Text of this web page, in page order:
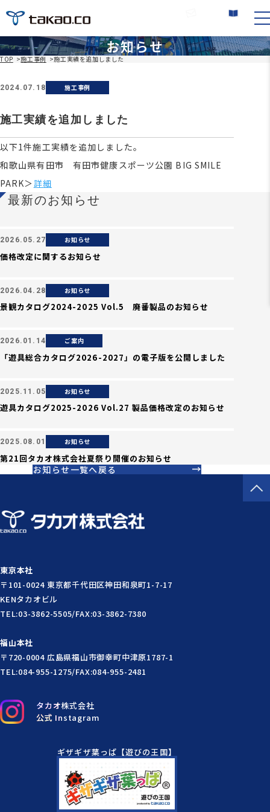
お知らせ
TOP >施工事例 >施工実績を追加しました
2024.07.18 施工事例
施工実績を追加しました
以下1件施工実績を追加しました。
和歌山県有田市 有田市健康スポーツ公園 BIG SMILE
PARK＞詳細
最新のお知らせ
2026.05.27 お知らせ
価格改定に関するお知らせ
2026.04.28 お知らせ
景観カタログ2024-2025 Vol.5 廃番製品のお知らせ
2026.01.14 ご案内
「遊具総合カタログ2026-2027」の電子版を公開しました
2025.11.05 お知らせ
遊具カタログ2025-2026 Vol.27 製品価格改定のお知らせ
2025.08.01 お知らせ
第21回タカオ株式会社夏祭り開催のお知らせ
お知らせ一覧へ戻る
タカオ株式会社
公式 Instagram
東京本社
〒101-0024 東京都千代田区神田和泉町1-7-17
KENタカオビル
TEL:03-3862-5505/FAX:03-3862-7380
福山本社
〒720-0004 広島県福山市御幸町中津原1787-1
TEL:084-955-1275/FAX:084-955-2481
ギザギザ葉っぱ【遊びの王国】